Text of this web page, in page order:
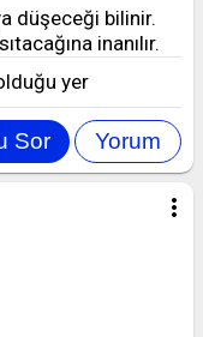
düşeceği bilinir.
inanılır.
yer
more_vert